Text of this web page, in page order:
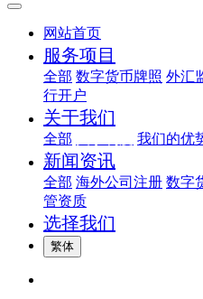
网站首页
服务项目
全部 数字货币牌照 外汇
行开户
关于我们
全部 我们的优
新闻资讯
全部 海外公司注册 数字
管资质
选择我们
繁体